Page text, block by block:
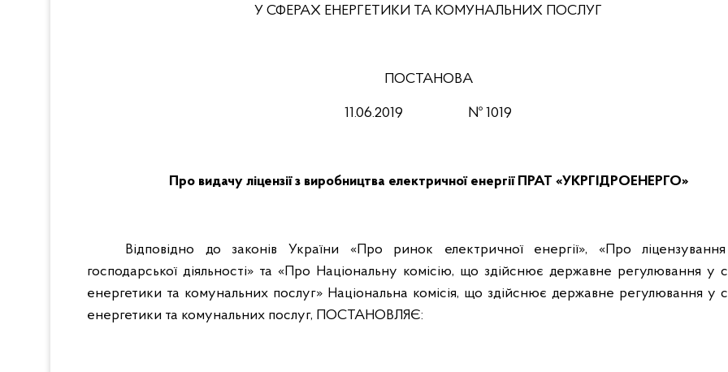
У СФЕРАХ ЕНЕРГЕТИКИ ТА КОМУНАЛЬНИХ ПОСЛУГ
ПОСТАНОВА
11.06.2019 № 1019
Про видачу ліцензії з виробництва електричної енергії ПРАТ «УКРГІДРОЕНЕРГО»
Відповідно до законів України «Про ринок електричної енергії», «Про
господарської діяльності» та «Про Національну комісію, що здійснює державне регулювання у
енергетики та комунальних послуг» Національна комісія, що здійснює державне регулювання у
енергетики та комунальних послуг, ПОСТАНОВЛЯЄ: